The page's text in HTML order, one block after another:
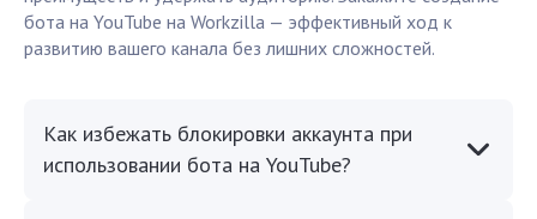
бота на YouTube на Workzilla — эффективный ход к
развитию вашего канала без лишних сложностей.
Как избежать блокировки аккаунта при
использовании бота на YouTube?